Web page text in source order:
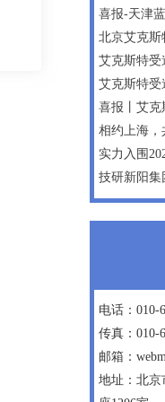
喜报-天津
北京艾克斯
艾克斯特受
艾克斯特受
喜报丨艾克
相约上海，
实力入围
技研新阳集
电话：010-
传真：010-
邮箱：
地址：北京